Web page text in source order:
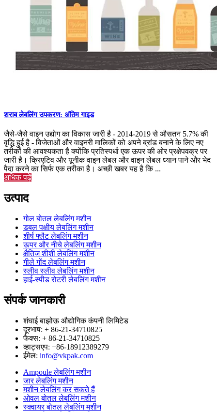
शराब लेबलिंग उपकरण: अंतिम गाइड
जैसे-जैसे वाइन उद्योग का विकास जारी है - 2014-2019 से औसतन 5.7% की
वृद्धि हुई है - विजेताओं और वाइनरी मालिकों को अपने ब्रांड बनाने के लिए नए
तरीकों की आवश्यकता है क्योंकि प्रतिस्पर्धा एक ऊपर की ओर प्रक्षेपवक्र पर
जारी है। क्रिएटिव और यूनीक वाइन लेबल और वाइन लेबल ध्यान पाने और भेद
पैदा करने का सिर्फ एक तरीका है। अच्छी खबर यह है कि ...
अधिक पढ़ें
उत्पाद
गोल बोतल लेबलिंग मशीन
डबल पक्षीय लेबलिंग मशीन
शीर्ष फ्लैट लेबलिंग मशीन
ऊपर और नीचे लेबलिंग मशीन
क्षैतिज शीशी लेबलिंग मशीन
गीले गोंद लेबलिंग मशीन
स्लीव स्लीव लेबलिंग मशीन
हाई-स्पीड रोटरी लेबलिंग मशीन
संपर्क जानकारी
शंघाई बाझोऊ औद्योगिक कंपनी लिमिटेड
दूरभाष: + 86-21-34710825
फैक्स: + 86-21-34710825
व्हाट्सएप: +86-18912389279
ईमेल: info@vkpak.com
Ampoule लेबलिंग मशीन
जार लेबलिंग मशीन
मशीन लेबलिंग कर सकते हैं
ओवल बोतल लेबलिंग मशीन
स्क्वायर बोतल लेबलिंग मशीन